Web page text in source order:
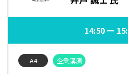
14:50
A4 企業講演